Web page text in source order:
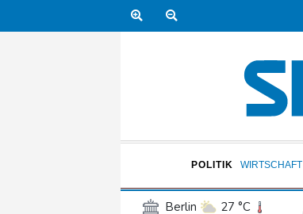
POLITIK WIRTSCHAFT
Berlin 27 °C